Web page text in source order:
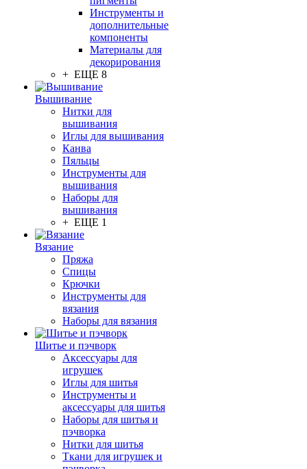
Инструменты и
дополнительные
компоненты
Материалы для
декорирования
+ ЕЩЕ 8
Вышивание
Нитки для
вышивания
Иглы для вышивания
Канва
Пяльцы
Инструменты для
вышивания
Наборы для
вышивания
+ ЕЩЕ 1
Вязание
Пряжа
Спицы
Крючки
Инструменты для
вязания
Наборы для вязания
Шитье и пэчворк
Аксессуары для
игрушек
Иглы для шитья
Инструменты и
аксессуары для шитья
Наборы для шитья и
пэчворка
Нитки для шитья
Ткани для игрушек и